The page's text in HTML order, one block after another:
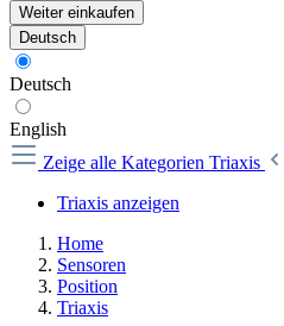
Weiter einkaufen
Deutsch
Deutsch
English
Zeige alle Kategorien Triaxis
Triaxis anzeigen
Home
Sensoren
Position
Triaxis